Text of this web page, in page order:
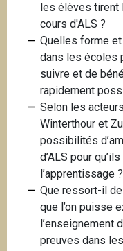
les élèves
cours d'ALS ?
Quelles forme
dans les écoles
suivre et de
rapidement
Selon les
Winterthour et
possibilités
d’ALS pour
l’apprentissage ?
Que ressort-il
que l’on puisse
l’enseignement
preuves dans